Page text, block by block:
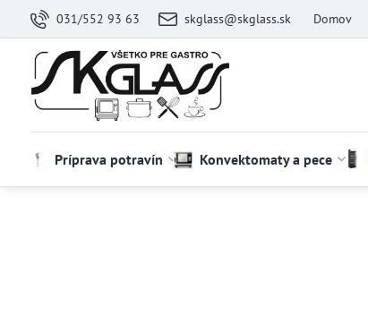
031/552 93 63 skglass@skglass.sk Domov
Príprava potravín Konvektomaty a pece